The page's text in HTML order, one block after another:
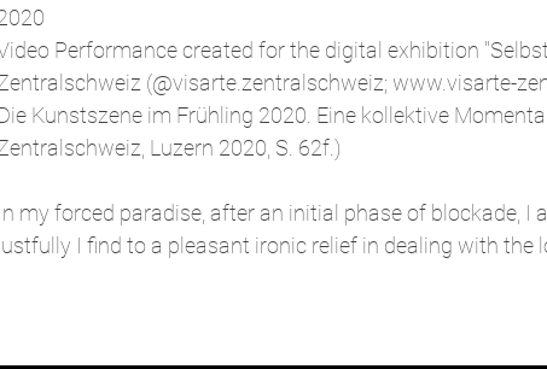
Performance created for the digital exhibition
(@visarte.zentralschweiz; www.visarte-
Kunstszene im Frühling 2020. Eine kollektive
Luzern 2020, S. 62f.)
In my forced paradise, after an initial phase of blockade, I
lustfully I find to a pleasant ironic relief in dealing with the